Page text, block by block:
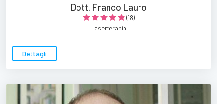
Dott. Franco Lauro
(18)
Laserterapia
Dettagli